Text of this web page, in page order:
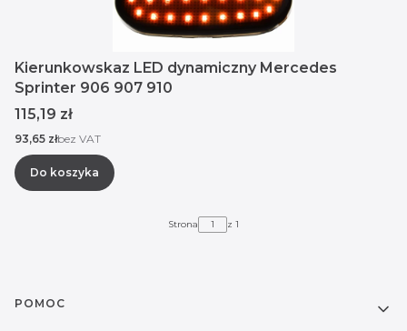
Kierunkowskaz LED dynamiczny Mercedes
Sprinter 906 907 910
Cena
115,19 zł
Cena
93,65 złbez VAT
Do koszyka
Strona z 1
Linki w stopce
POMOC